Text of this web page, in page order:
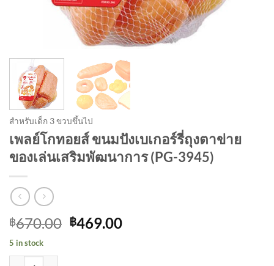
สำหรับเด็ก 3 ขวบขึ้นไป
เพลย์โกทอยส์ ขนมปังเบเกอร์รี่ถุงตาข่าย
ของเล่นเสริมพัฒนาการ (PG-3945)
฿670.00 Original
฿469.00Current
5 in stock